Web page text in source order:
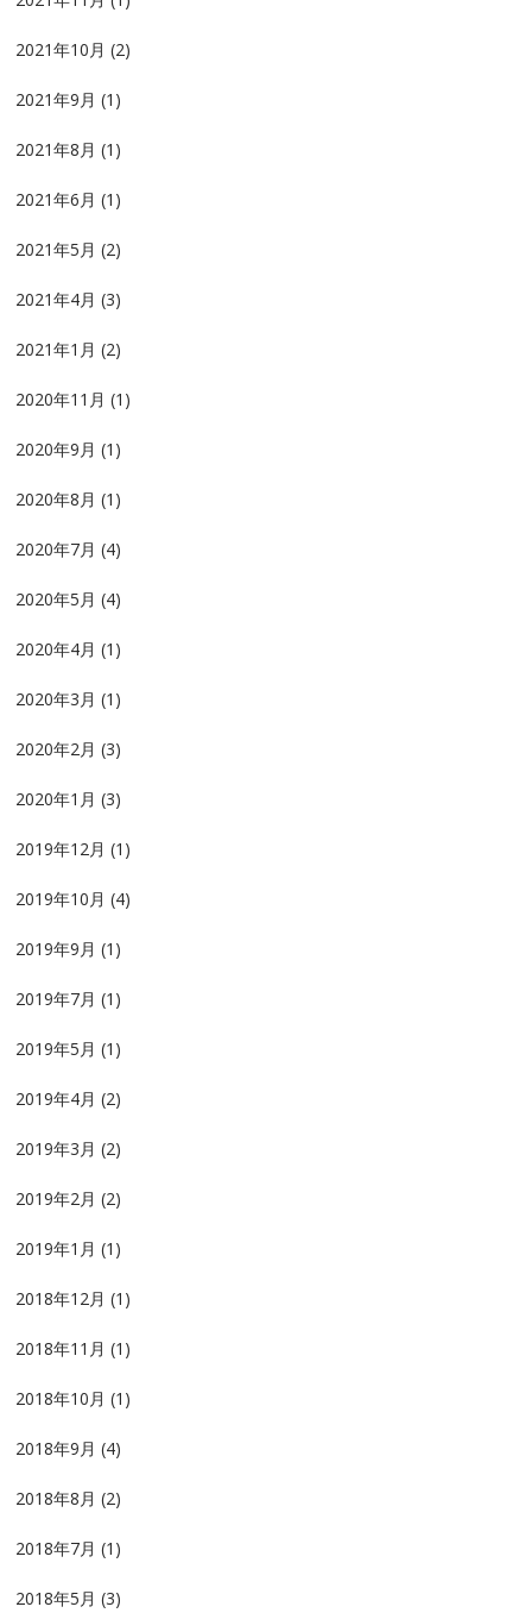
2021年10月 (2)
2021年9月 (1)
2021年8月 (1)
2021年6月 (1)
2021年5月 (2)
2021年4月 (3)
2021年1月 (2)
2020年11月 (1)
2020年9月 (1)
2020年8月 (1)
2020年7月 (4)
2020年5月 (4)
2020年4月 (1)
2020年3月 (1)
2020年2月 (3)
2020年1月 (3)
2019年12月 (1)
2019年10月 (4)
2019年9月 (1)
2019年7月 (1)
2019年5月 (1)
2019年4月 (2)
2019年3月 (2)
2019年2月 (2)
2019年1月 (1)
2018年12月 (1)
2018年11月 (1)
2018年10月 (1)
2018年9月 (4)
2018年8月 (2)
2018年7月 (1)
2018年5月 (3)